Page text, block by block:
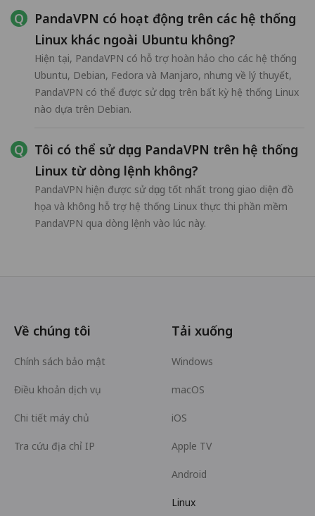
PandaVPN có hoạt động trên các hệ thống
Linux khác ngoài Ubuntu không?
Hiện tại, PandaVPN có hỗ trợ hoàn hảo cho các hệ thống
Ubuntu, Debian, Fedora và Manjaro, nhưng về lý thuyết,
PandaVPN có thể được sử dụng trên bất kỳ hệ thống Linux
nào dựa trên Debian.
Tôi có thể sử dụng PandaVPN trên hệ thống
Linux từ dòng lệnh không?
PandaVPN hiện được sử dụng tốt nhất trong giao diện đồ
họa và không hỗ trợ hệ thống Linux thực thi phần mềm
PandaVPN qua dòng lệnh vào lúc này.
Về chúng tôi
Chính sách bảo mật
Điều khoản dịch vụ
Chi tiết máy chủ
Tra cứu địa chỉ IP
Tải xuống
Windows
macOS
iOS
Apple TV
Android
Linux